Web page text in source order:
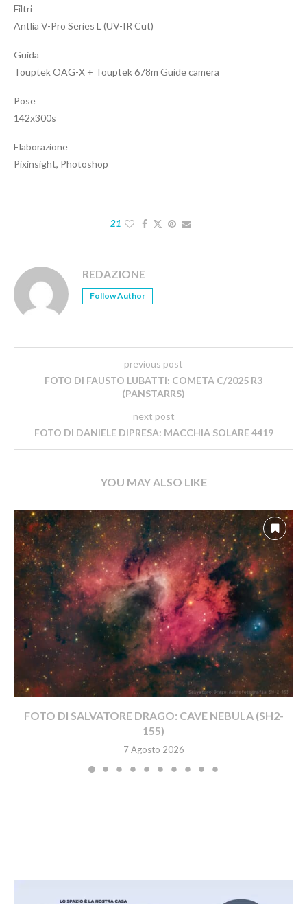
Filtri
Antlia V-Pro Series L (UV-IR Cut)
Guida
Touptek OAG-X + Touptek 678m Guide camera
Pose
142x300s
Elaborazione
Pixinsight, Photoshop
21
REDAZIONE
Follow Author
previous post
FOTO DI FAUSTO LUBATTI: COMETA C/2025 R3
(PANSTARRS)
next post
FOTO DI DANIELE DIPRESA: MACCHIA SOLARE 4419
YOU MAY ALSO LIKE
FOTO DI SALVATORE DRAGO: CAVE NEBULA (SH2-
155)
7 Agosto 2026